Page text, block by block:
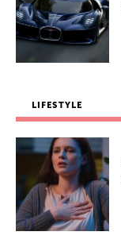
LIFESTYLE